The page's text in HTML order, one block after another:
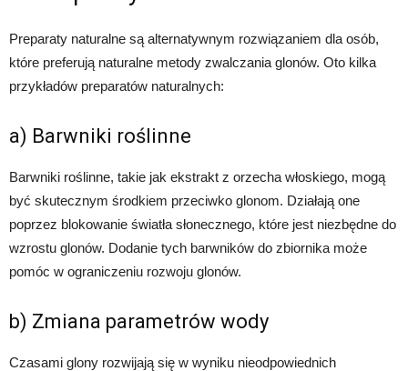
Preparaty naturalne są alternatywnym rozwiązaniem dla osób,
które preferują naturalne metody zwalczania glonów. Oto kilka
przykładów preparatów naturalnych:
a) Barwniki roślinne
Barwniki roślinne, takie jak ekstrakt z orzecha włoskiego, mogą
być skutecznym środkiem przeciwko glonom. Działają one
poprzez blokowanie światła słonecznego, które jest niezbędne do
wzrostu glonów. Dodanie tych barwników do zbiornika może
pomóc w ograniczeniu rozwoju glonów.
b) Zmiana parametrów wody
Czasami glony rozwijają się w wyniku nieodpowiednich